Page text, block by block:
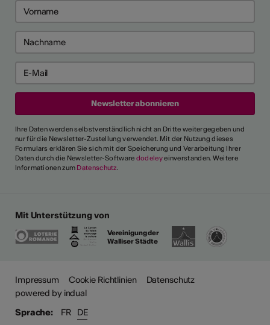
Ihre Daten werden selbstverständlich nicht an Dritte weitergegeben und
nur für die Newsletter-Zustellung verwendet. Mit der Nutzung dieses
Formulars erklären Sie sich mit der Speicherung und Verarbeitung Ihrer
Daten durch die Newsletter-Software dodeleyeinverstanden. Weitere
Informationen zum Datenschutz.
Mit Unterstützung von
Vereinigung der
Walliser Städte
Impressum Cookie Richtlinien
Datenschutz
powered by indual
Sprache:
FR DE